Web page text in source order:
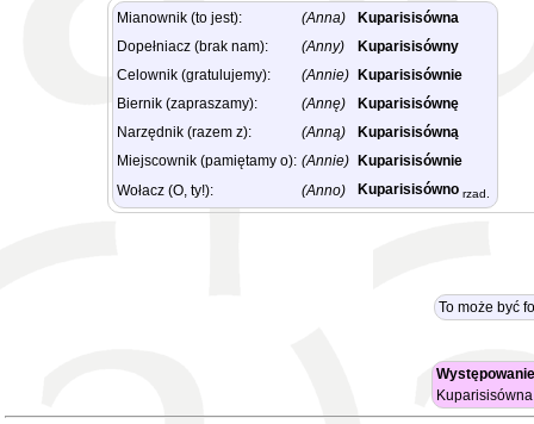
Mianownik (to jest): (Anna)
Kuparisisówna
Dopełniacz (brak nam):
(Anny)
Kuparisisówny
Celownik (gratulujemy):
(Annie)
Kuparisisównie
Biernik (zapraszamy):
(Annę)
Kuparisisównę
Narzędnik (razem z):
(Anną)
Kuparisisówną
Miejscownik (pamiętamy o): (Annie)
Kuparisisównie
Wołacz (O, ty!):
(Anno) Kuparisisówno rzad.
To może być